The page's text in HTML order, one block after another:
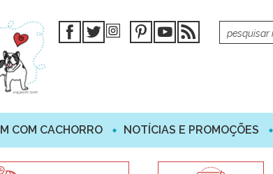
COM CACHORRO NOTÍCIAS E PROMOÇÕES